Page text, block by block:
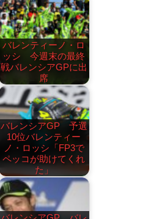
バレンティーノ・ロ
ッシ 今週末の最終
戦バレンシアGPに出
席
バレンシアGP 予選
10位バレンティー
ノ・ロッシ「FP3で
ペッコが助けてくれ
た」